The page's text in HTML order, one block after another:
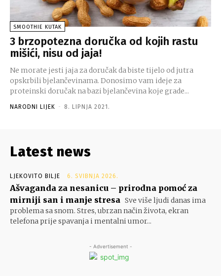
SMOOTHIE KUTAK
3 brzopotezna doručka od kojih rastu
mišići, nisu od jaja!
Ne morate jesti jaja za doručak da biste tijelo od jutra
opskrbili bjelančevinama. Donosimo vam ideje za
proteinski doručak na bazi bjelančevina koje grade...
NARODNI LIJEK - 8. LIPNJA 2021.
Latest news
LJEKOVITO BILJE 6. SVIBNJA 2026.
Ašvaganda za nesanicu – prirodna pomoć za
mirniji san i manje stresa Sve više ljudi danas ima
problema sa snom. Stres, ubrzan način života, ekran
telefona prije spavanja i mentalni umor...
- Advertisement -